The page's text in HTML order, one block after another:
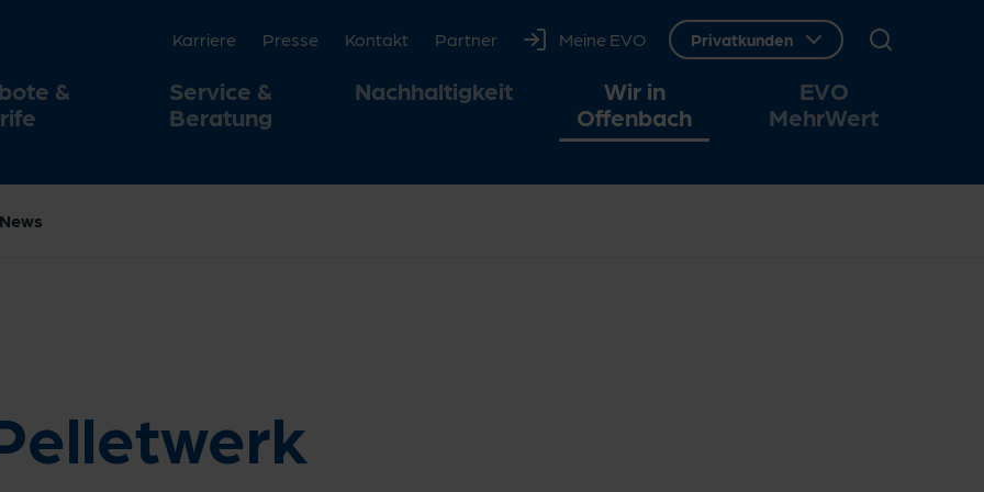
Karriere Presse Kontakt Partner Meine EVO Webseitenbereich wechseln,
Privatkunden
&
Service &
Beratung
Nachhaltigkeit
Wir in
Offenbach
EVO
MehrWert
News